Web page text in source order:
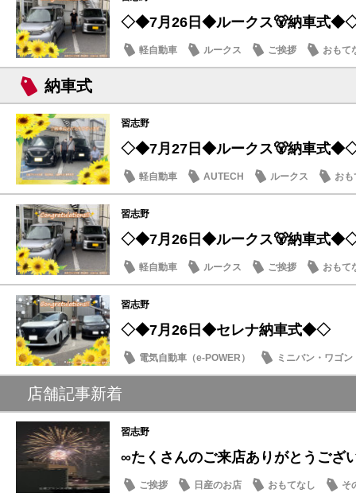
◇◆7月26日◆ルークス🐻納車式
軽自動車 ルークス ご挨拶 おもて
納車式
習志野
◇◆7月27日◆ルークス🐻納車式
軽自動車 AUTECH ルークス おも
習志野
◇◆7月26日◆ルークス🐻納車式
軽自動車 ルークス ご挨拶 おもて
習志野
◇◆7月26日◆セレナ納車式◆◇
電気自動車（e-POWER）
ミニバン・ワゴン
納車式
店舗記事新着
習志野
∞たくさんのご来店ありがとうござ
ご挨拶 日産のお店 おもてなし そ